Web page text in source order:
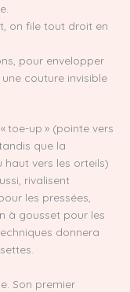
on file tout droit en
pour envelopper
couture invisible
toe-up » (pointe vers
que la
haut vers les orteils)
rivalisent
les pressées,
à gousset pour les
donnera
Son premier